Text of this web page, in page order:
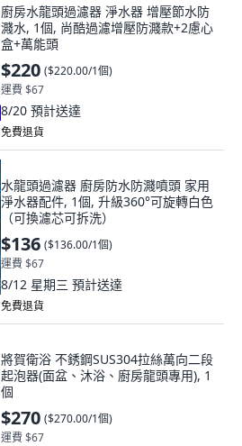
廚房水龍頭過濾器 淨水器 增壓節水防
濺水, 1個, 尚酷過濾增壓防濺款+2慮心
盒+萬能頭
$220 ($220.00/1個)
運費 $67
8/20 預計送達
免費退貨
水龍頭過濾器 廚房防水防濺噴頭 家用
淨水器配件, 1個, 升級360°可旋轉白色
（可換濾芯可拆洗）
$136 ($136.00/1個)
運費 $67
8/12 星期三 預計送達
免費退貨
將賀衛浴 不銹鋼SUS304拉絲萬向二段
起泡器(面盆、沐浴、廚房龍頭專用), 1
個
$270 ($270.00/1個)
運費 $67